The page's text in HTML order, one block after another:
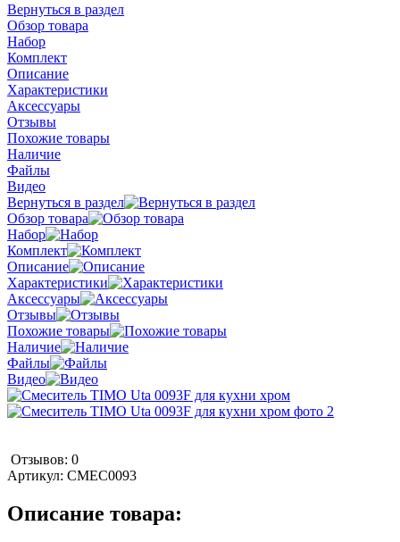
Вернуться в раздел
Обзор товара
Набор
Комплект
Описание
Характеристики
Аксессуары
Отзывы
Похожие товары
Наличие
Файлы
Видео
Вернуться в раздел
Обзор товара
Набор
Комплект
Описание
Характеристики
Аксессуары
Отзывы
Похожие товары
Наличие
Файлы
Видео
Отзывов: 0
Артикул: СМЕС0093
Описание товара: